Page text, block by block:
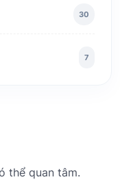
30
7
thể quan tâm.